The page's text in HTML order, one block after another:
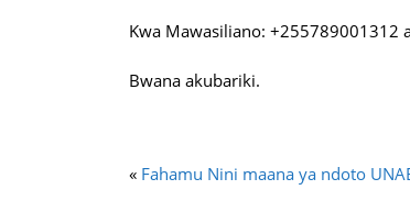
Kwa Mawasiliano: +255789001312
Bwana akubariki.
« Fahamu Nini maana ya ndoto